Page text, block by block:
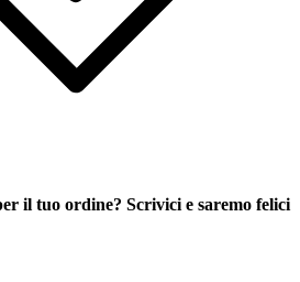
il tuo ordine? Scrivici e saremo felici